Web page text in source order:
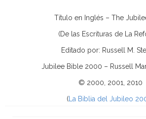
Título en Inglés – The
(De las Escrituras de La
Editado por: Russell M.
Jubilee Bible 2000 – Russell
© 2000, 2001, 2010
( La Biblia del Jubileo